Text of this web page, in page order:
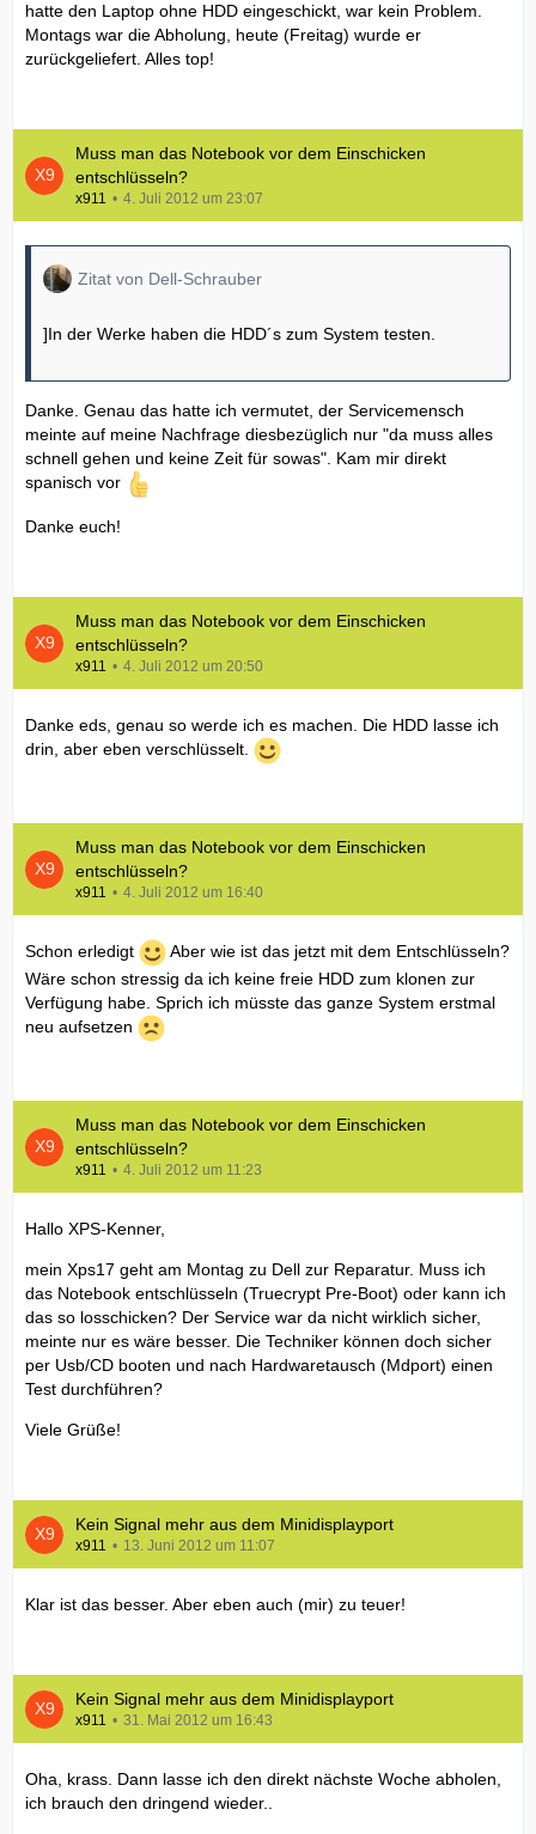
hatte den Laptop ohne HDD eingeschickt, war kein Problem.
Montags war die Abholung, heute (Freitag) wurde er
zurückgeliefert. Alles top!
Muss man das Notebook vor dem Einschicken
entschlüsseln?
x911 4. Juli 2012 um 23:07
Zitat von Dell-Schrauber
]In der Werke haben die HDD´s zum System testen.
Danke. Genau das hatte ich vermutet, der Servicemensch
meinte auf meine Nachfrage diesbezüglich nur "da muss alles
schnell gehen und keine Zeit für sowas". Kam mir direkt
spanisch vor
Danke euch!
Muss man das Notebook vor dem Einschicken
entschlüsseln?
x911 4. Juli 2012 um 20:50
Danke eds, genau so werde ich es machen. Die HDD lasse ich
drin, aber eben verschlüsselt.
Muss man das Notebook vor dem Einschicken
entschlüsseln?
x911 4. Juli 2012 um 16:40
Schon erledigt
Aber wie ist das jetzt mit dem Entschlüsseln?
Wäre schon stressig da ich keine freie HDD zum klonen zur
Verfügung habe. Sprich ich müsste das ganze System erstmal
neu aufsetzen
Muss man das Notebook vor dem Einschicken
entschlüsseln?
x911 4. Juli 2012 um 11:23
Hallo XPS-Kenner,
mein Xps17 geht am Montag zu Dell zur Reparatur. Muss ich
das Notebook entschlüsseln (Truecrypt Pre-Boot) oder kann ich
das so losschicken? Der Service war da nicht wirklich sicher,
meinte nur es wäre besser. Die Techniker können doch sicher
per Usb/CD booten und nach Hardwaretausch (Mdport) einen
Test durchführen?
Viele Grüße!
Kein Signal mehr aus dem Minidisplayport
x911 13. Juni 2012 um 11:07
Klar ist das besser. Aber eben auch (mir) zu teuer!
Kein Signal mehr aus dem Minidisplayport
x911 31. Mai 2012 um 16:43
Oha, krass. Dann lasse ich den direkt nächste Woche abholen,
ich brauch den dringend wieder..